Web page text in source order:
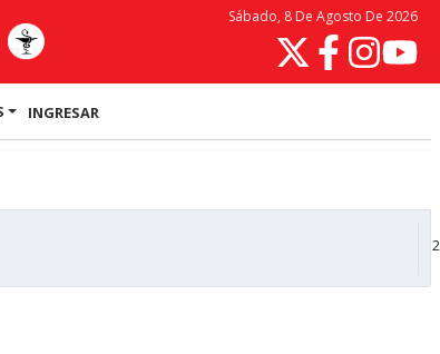
Sábado, 8 De Agosto De 2026
INGRESAR